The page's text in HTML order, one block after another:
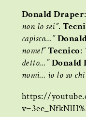
Donald Draper
non lo sei”.
capisco…”
nome!”Tecnico:
detto…”Donald
nomi… io lo so chi
https://